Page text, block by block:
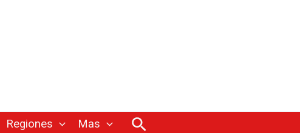
Regiones Mas Buscar